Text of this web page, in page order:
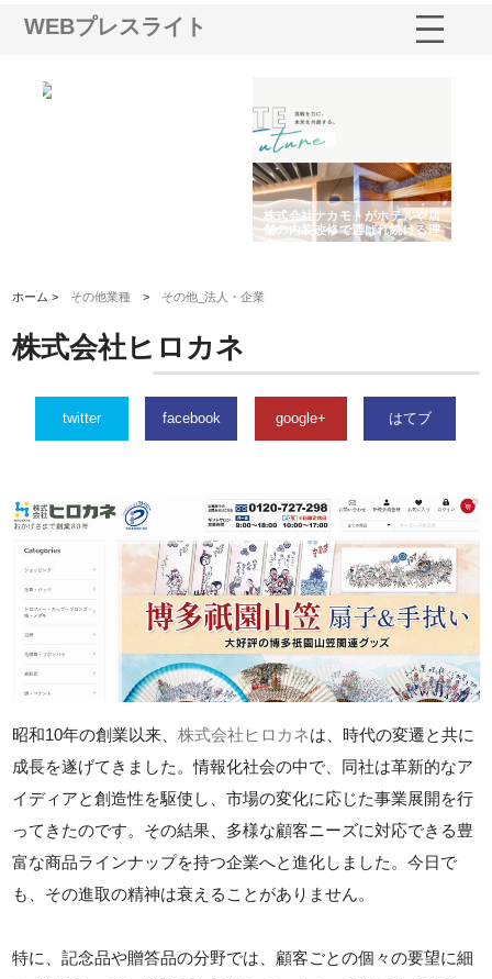
WEBプレスライト
株式会社ナカモトがホテルや店
舗の内装改修で選ばれ続ける理
由
ホーム > その他業種 > その他_法人・企業
株式会社ヒロカネ
twitter facebook google+ はてブ
昭和10年の創業以来、株式会社ヒロカネは、時代の変遷と共に
成長を遂げてきました。情報化社会の中で、同社は革新的なア
イディアと創造性を駆使し、市場の変化に応じた事業展開を行
ってきたのです。その結果、多様な顧客ニーズに対応できる豊
富な商品ラインナップを持つ企業へと進化しました。今日で
も、その進取の精神は衰えることがありません。
特に、記念品や贈答品の分野では、顧客ごとの個々の要望に細